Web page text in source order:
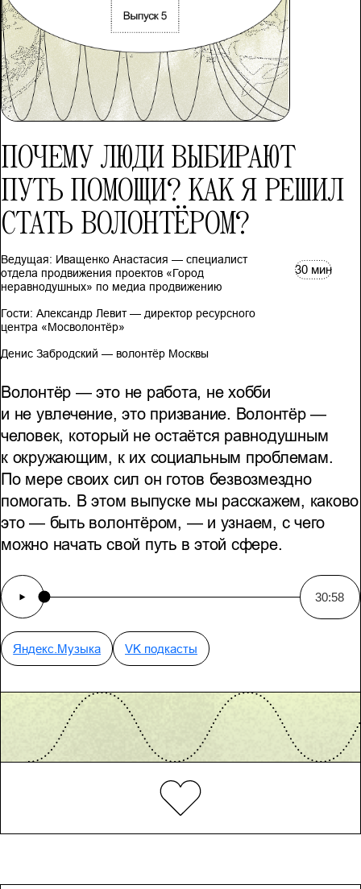
Ведущая: Иващенко Анастасия — специалист
отдела продвижения проектов «Город
неравнодушных» по медиа продвижению
Гости: Александр Левит — директор ресурсного
центра «Мосволонтёр»
Денис Забродский — волонтёр Москвы
30 мин
ПОЧЕМУ ЛЮДИ ВЫБИРАЮТ
ПУТЬ ПОМОЩИ? КАК Я РЕШИЛ
СТАТЬ ВОЛОНТЁРОМ?
Волонтёр — это не работа, не хобби
и не увлечение, это призвание. Волонтёр —
человек, который не остаётся равнодушным
к окружающим, к их социальным проблемам.
По мере своих сил он готов безвозмездно
помогать. В этом выпуске мы расскажем, каково
это — быть волонтёром, — и узнаем, с чего
можно начать свой путь в этой сфере.
30:58
Яндекс.Музыка VK подкасты